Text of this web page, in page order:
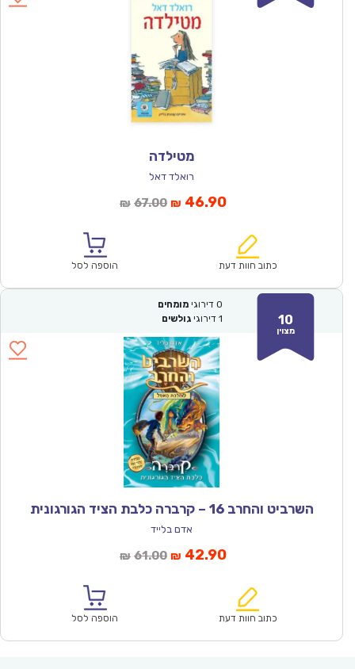
מטילדה
רואלד דאל
₪ 67.00המחיר
₪67.00.
₪ 46.90המחיר
הוא:
כתוב חוות דעת הוספה לסל
10
מצוין
0 דירוגי מומחים
1 דירוגי גולשים
השרביט והחרב 16 – קרברה כלבת הציד הגורגונית
אדם בלייד
₪ 61.00המחיר
₪61.00.
₪ 42.90המחיר
הוא:
כתוב חוות דעת הוספה לסל